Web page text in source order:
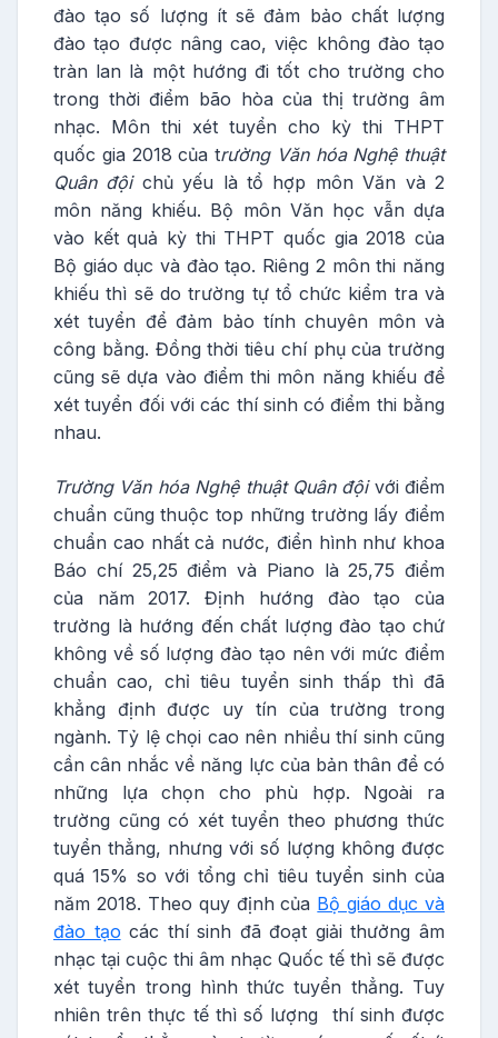
đào tạo số lượng ít sẽ đảm bảo chất lượng
đào tạo được nâng cao, việc không đào tạo
tràn lan là một hướng đi tốt cho trường cho
trong thời điểm bão hòa của thị trường âm
nhạc. Môn thi xét tuyển cho kỳ thi THPT
quốc gia 2018 của trường Văn hóa Nghệ thuật
Quân độichủ yếu là tổ hợp môn Văn và 2
môn năng khiếu. Bộ môn Văn học vẫn dựa
vào kết quả kỳ thi THPT quốc gia 2018 của
Bộ giáo dục và đào tạo. Riêng 2 môn thi năng
khiếu thì sẽ do trường tự tổ chức kiểm tra và
xét tuyển để đảm bảo tính chuyên môn và
công bằng. Đồng thời tiêu chí phụ của trường
cũng sẽ dựa vào điểm thi môn năng khiếu để
xét tuyển đối với các thí sinh có điểm thi bằng
nhau.
Trường Văn hóa Nghệ thuật Quân độivới điểm
chuẩn cũng thuộc top những trường lấy điểm
chuẩn cao nhất cả nước, điển hình như khoa
Báo chí 25,25 điểm và Piano là 25,75 điểm
của năm 2017. Định hướng đào tạo của
trường là hướng đến chất lượng đào tạo chứ
không về số lượng đào tạo nên với mức điểm
chuẩn cao, chỉ tiêu tuyển sinh thấp thì đã
khẳng định được uy tín của trường trong
ngành. Tỷ lệ chọi cao nên nhiều thí sinh cũng
cần cân nhắc về năng lực của bản thân để có
những lựa chọn cho phù hợp. Ngoài ra
trường cũng có xét tuyển theo phương thức
tuyển thẳng, nhưng với số lượng không được
quá 15% so với tổng chỉ tiêu tuyển sinh của
năm 2018. Theo quy định của Bộ giáo dục và
đào tạo các thí sinh đã đoạt giải thưởng âm
nhạc tại cuộc thi âm nhạc Quốc tế thì sẽ được
xét tuyển trong hình thức tuyển thẳng. Tuy
nhiên trên thực tế thì số lượng thí sinh được